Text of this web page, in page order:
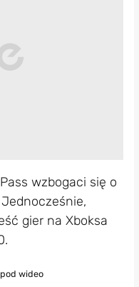
wzbogaci się o
gier na Xboksa
wideo